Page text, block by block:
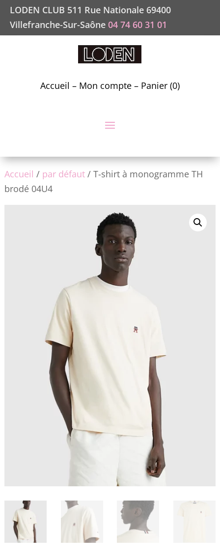
LODEN CLUB 511 Rue Nationale 69400
Villefranche-Sur-Saône 04 74 60 31 01
Accueil – Mon compte– Panier (0)
Accueil / par défaut/ T-shirt à monogramme TH
brodé 04U4